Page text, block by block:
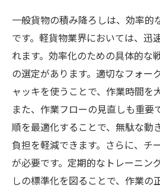
業界のトレンドを追う！こ
のカタチ
一般貨物の積み降ろしは、効率的
です。軽貨物業界においては、迅
れます。効率化のための具体的な
の選定があります。適切なフォー
ャッキを使うことで、作業時間を
また、作業フローの見直しも重要
順を最適化することで、無駄な動
負担を軽減できます。さらに、チ
が必要です。定期的なトレーニン
しの標準化を図ることで、作業の